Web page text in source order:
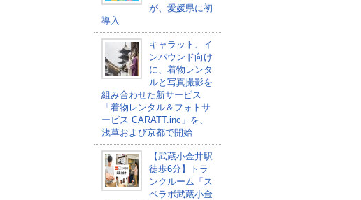
が、愛媛県に初
導入
キャラット、イ
ンバウンド向け
に、着物レンタ
ルと写真撮影を
組み合わせた新サービス
「着物レンタル＆フォトサ
ービス CARATT.inc」を、
浅草および京都で開始
【武蔵小金井駅
徒歩6分】トラ
ンクルーム「ス
ペラボ武蔵小金